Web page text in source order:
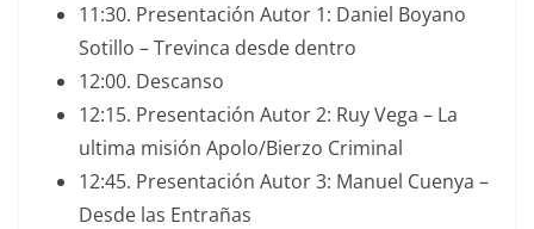
11:30. Presentación Autor 1: Daniel Boyano
Sotillo – Trevinca desde dentro
12:00. Descanso
12:15. Presentación Autor 2: Ruy Vega – La
ultima misión Apolo/Bierzo Criminal
12:45. Presentación Autor 3: Manuel Cuenya –
Desde las Entrañas